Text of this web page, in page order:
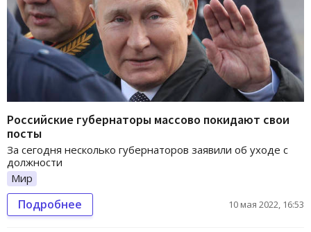
Российские губернаторы массово покидают свои
посты
За сегодня несколько губернаторов заявили об уходе с
должности
Мир
Подробнее 10 мая 2022, 16:53